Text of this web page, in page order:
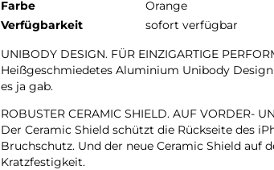
Farbe
Orange
Verfügbarkeit
sofort verfügbar
UNIBODY DESIGN. FÜR EINZIGARTIGE
Heißgeschmiedetes Aluminium Unibody
es ja gab.
ROBUSTER CERAMIC SHIELD. AUF VORDER-
Der Ceramic Shield schützt die Rückseite des
Bruchschutz. Und der neue Ceramic Shield auf
Kratzfestigkeit.